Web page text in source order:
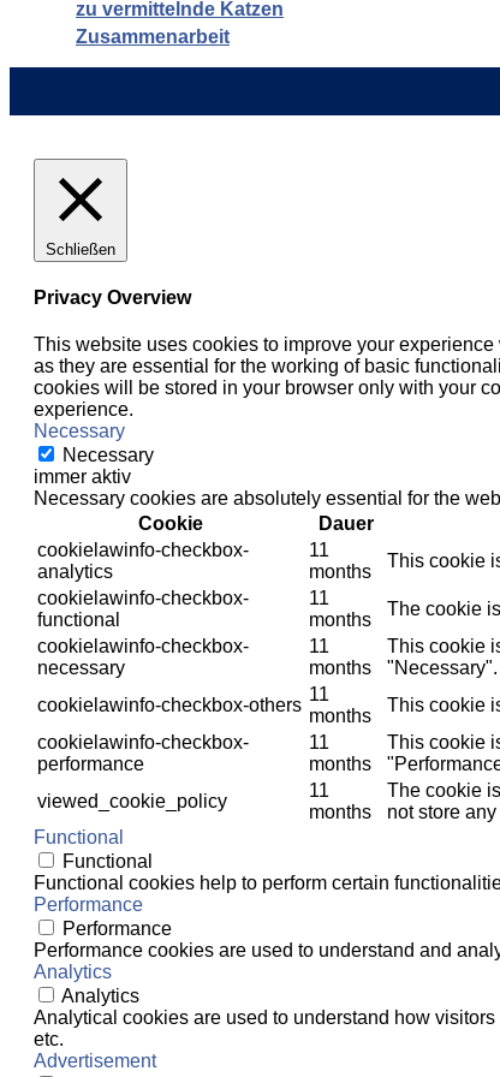
zu vermittelnde Katzen
Zusammenarbeit
Schließen
Privacy Overview
This website uses cookies to improve your
as they are essential for the working of basic
cookies will be stored in your browser only with your
experience.
Necessary
Necessary
immer aktiv
Necessary cookies are absolutely essential for the
Cookie
Dauer
cookielawinfo-checkbox-
analytics
11
months
This cookie
cookielawinfo-checkbox-
functional
11
months
The cookie
cookielawinfo-checkbox-
necessary
11
months
This cookie
"Necessary".
cookielawinfo-checkbox-others
11
months
This cookie
cookielawinfo-checkbox-
performance
11
months
This cookie
viewed_cookie_policy
11
months
The cookie
not store
Functional
Functional
Functional cookies help to perform certain
Performance
Performance
Performance cookies are used to understand and
Analytics
Analytics
Analytical cookies are used to understand how
etc.
Advertisement